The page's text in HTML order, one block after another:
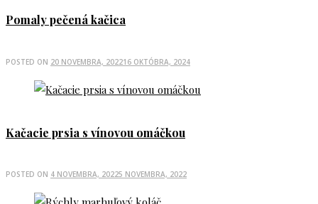
Pomaly pečená kačica
POSTED ON 20 NOVEMBRA, 202216 OKTÓBRA, 2024
Kačacie prsia s vínovou omáčkou
POSTED ON 4 NOVEMBRA, 20225 NOVEMBRA, 2022